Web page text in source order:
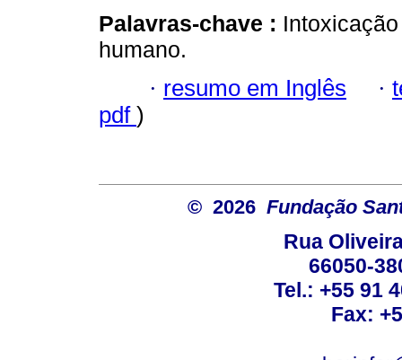
Palavras-chave :
humano.
· resumo em Inglês ·
pdf )
© 2026 Fundação
Rua
66050-
Tel.: +55 91
Fax: